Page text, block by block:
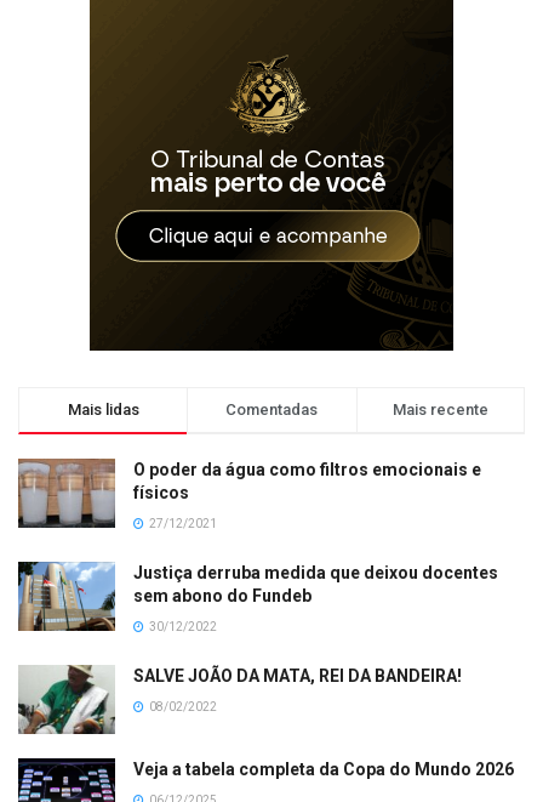
Mais lidas Comentadas Mais recente
O poder da água como filtros emocionais e
físicos
27/12/2021
Justiça derruba medida que deixou docentes
sem abono do Fundeb
30/12/2022
SALVE JOÃO DA MATA, REI DA BANDEIRA!
08/02/2022
Veja a tabela completa da Copa do Mundo 2026